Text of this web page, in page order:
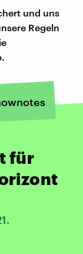
und uns
Regeln
für